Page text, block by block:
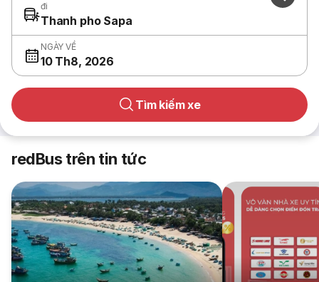
đi
Thanh pho Sapa
NGÀY VỀ
10 Th8, 2026
Tìm kiếm xe
redBus trên tin tức